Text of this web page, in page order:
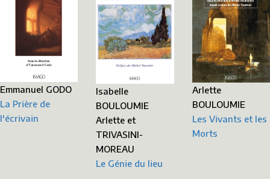
Emmanuel GODO
La Prière de
l'écrivain
Isabelle
BOULOUMIE
Arlette et
TRIVASINI-
MOREAU
Le Génie du lieu
Arlette
BOULOUMIE
Les Vivants et les
Morts